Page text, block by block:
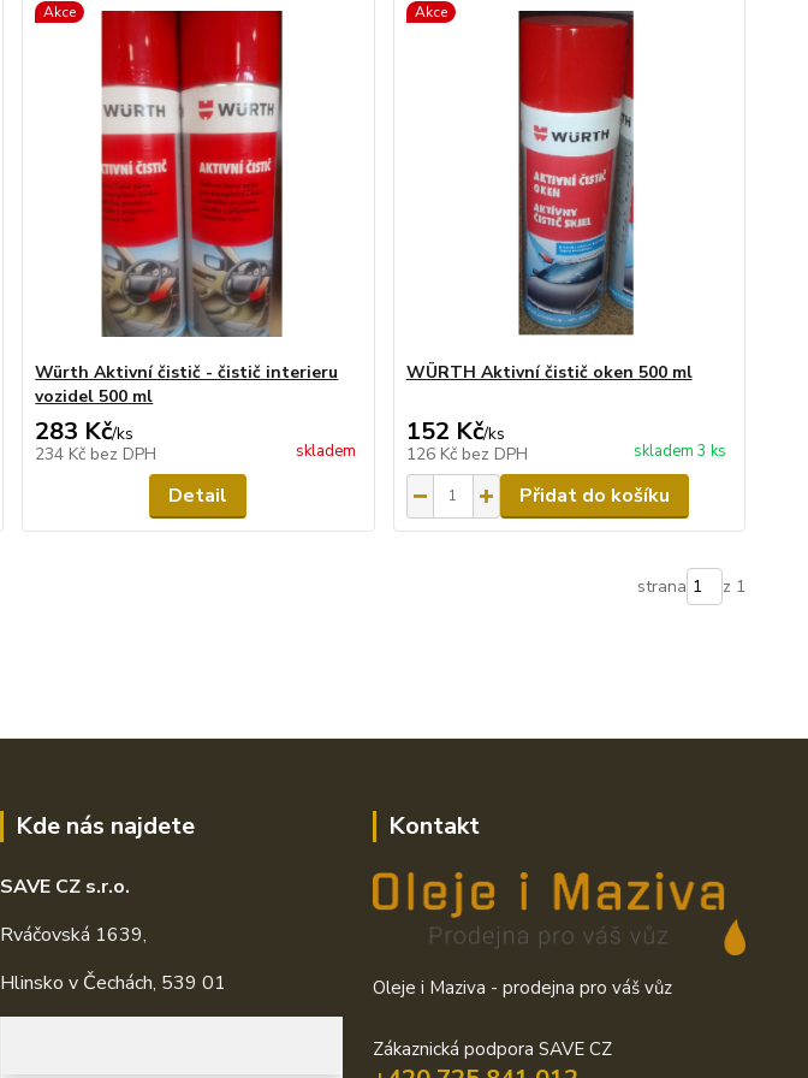
Akce
Würth Aktivní čistič - čistič interieru
vozidel 500 ml
283 Kč/ks
234 Kč bez DPH skladem
Detail
Akce
WÜRTH Aktivní čistič oken 500 ml
152 Kč/ks
126 Kč bez DPH skladem 3 ks
Přidat do košíku
strana z 1
Kde nás najdete
SAVE CZ s.r.o.
Rváčovská 1639,
Hlinsko v Čechách, 539 01
Kontakt
Oleje i Maziva - prodejna pro váš vůz
Zákaznická podpora SAVE CZ